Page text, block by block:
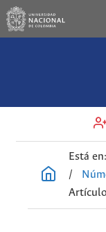
Está en:
/